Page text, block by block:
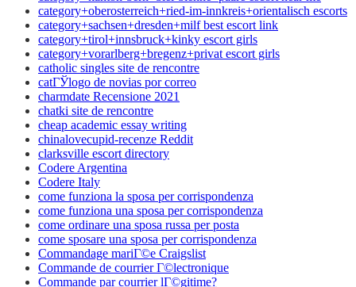
category+oberosterreich+ried-im-innkreis+orientalisch escorts
category+sachsen+dresden+milf best escort link
category+tirol+innsbruck+kinky escort girls
category+vorarlberg+bregenz+privat escort girls
catholic singles site de rencontre
catГЎlogo de novias por correo
charmdate Recensione 2021
chatki site de rencontre
cheap academic essay writing
chinalovecupid-recenze Reddit
clarksville escort directory
Codere Argentina
Codere Italy
come funziona la sposa per corrispondenza
come funziona una sposa per corrispondenza
come ordinare una sposa russa per posta
come sposare una sposa per corrispondenza
Commandage mariГ©e Craigslist
Commande de courrier Г©lectronique
Commande par courrier lГ©gitime?